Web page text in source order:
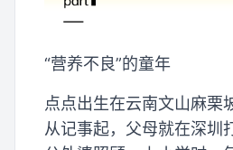
“营养不良”的童年
点点出生在云南文山麻栗
从记事起，父母就在深圳